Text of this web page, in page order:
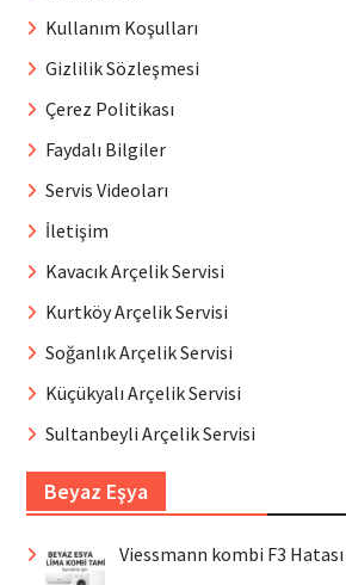
Kullanım Koşulları
Gizlilik Sözleşmesi
Çerez Politikası
Faydalı Bilgiler
Servis Videoları
İletişim
Kavacık Arçelik Servisi
Kurtköy Arçelik Servisi
Soğanlık Arçelik Servisi
Küçükyalı Arçelik Servisi
Sultanbeyli Arçelik Servisi
Beyaz Eşya
Viessmann kombi F3